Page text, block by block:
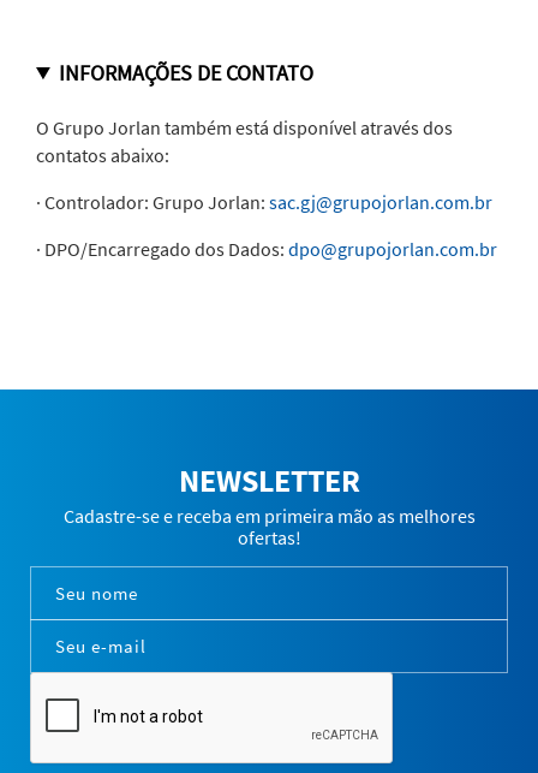
INFORMAÇÕES DE CONTATO
O Grupo Jorlan também está disponível através dos
contatos abaixo:
· Controlador: Grupo Jorlan: sac.gj@grupojorlan.com.br
· DPO/Encarregado dos Dados: dpo@grupojorlan.com.br
NEWSLETTER
Cadastre-se e receba em primeira mão as melhores
ofertas!